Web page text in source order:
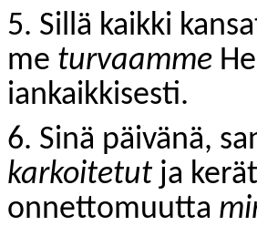
5. Sillä kaikki
me turvaamme
iankaikkisesti.
6. Sinä päivänä,
karkoitetut ja
onnettomuutta